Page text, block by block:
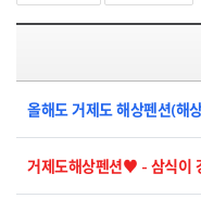
올해도 거제도 해상펜션(해
거제도해상펜션♥ - 삼식이